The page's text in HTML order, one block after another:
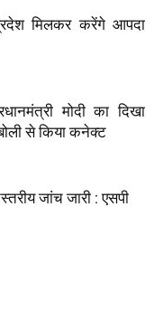
मिलकर करेंगे आपदा
मोदी का दिखा
से किया कनेक्ट
जांच जारी : एसपी